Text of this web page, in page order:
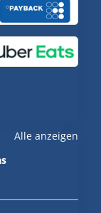
Alle anzeigen